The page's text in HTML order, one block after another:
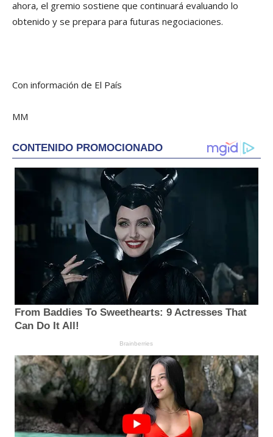
ahora, el gremio sostiene que continuará evaluando lo
obtenido y se prepara para futuras negociaciones.
Con información de El País
MM